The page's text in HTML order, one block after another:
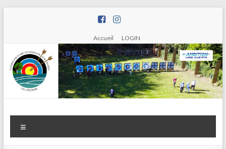
Accueil LOGIN
Compagnie
d'arc de